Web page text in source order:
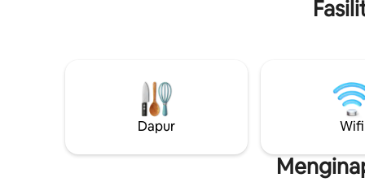
yang nyaman, dan ruang makan dengan
jendela kubah yang unik. Sangat cocok
untuk pasangan atau petualang solo
yang mencari perpaduan alam dan
menjanjikan masa inap yang
Dapur Wifi